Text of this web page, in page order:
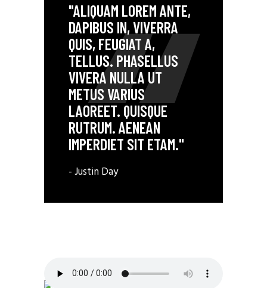
"ALIQUAM LOREM ANTE,
DAPIBUS IN, VIVERRA
QUIS, FEUGIAT A,
TELLUS. PHASELLUS
VIVERA NULLA UT
METUS VARIUS
LAOREET. QUISQUE
RUTRUM. AENEAN
IMPERDIET SIT ETAM."
- Justin Day